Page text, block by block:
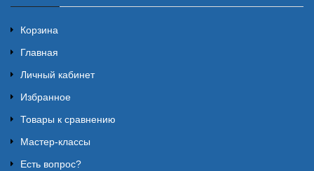
Корзина
Главная
Личный кабинет
Избранное
Товары к сравнению
Мастер-классы
Есть вопрос?